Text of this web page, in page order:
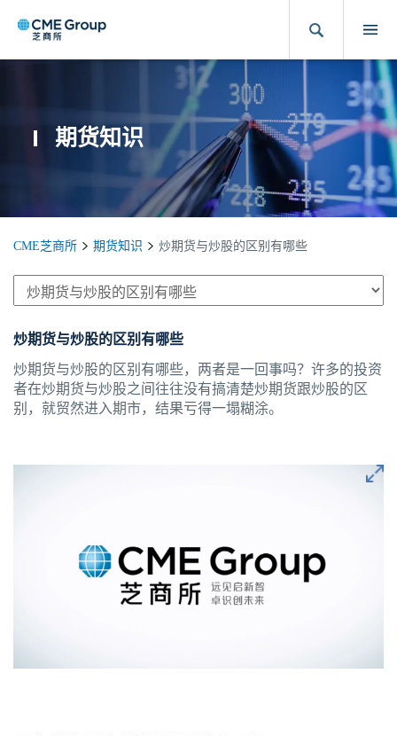
期货知识
CME芝商所 期货知识 炒期货与炒股的区别有哪些
炒期货与炒股的区别有哪些
炒期货与炒股的区别有哪些，两者是一回事吗？许多的投资
者在炒期货与炒股之间往往没有搞清楚炒期货跟炒股的区
别，就贸然进入期市，结果亏得一塌糊涂。